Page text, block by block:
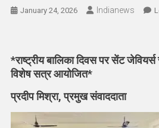
January 24, 2026 Indianews
*राष्ट्रीय बालिका दिवस पर सेंट
विशेष सत्र आयोजित*
प्रदीप मिश्रा, प्रमुख संवाददाता